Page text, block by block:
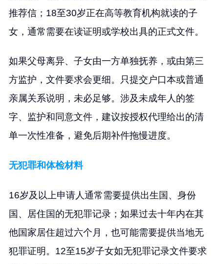
推荐信；18至30岁正在高等教育机构就读的子
女，通常需要在读证明或学校出具的正式文件。
如果父母离异、子女由一方单独抚养，或由第三
方监护，文件要求会更细。只提交户口本或普通
亲属关系说明，未必足够。涉及未成年人的签
字、监护和同意文件，建议按授权代理给出的清
单一次性准备，避免后期补件拖慢进度。
无犯罪和体检材料
16岁及以上申请人通常需要提供出生国、身份
国、居住国的无犯罪记录；如果过去十年内在其
他国家居住超过六个月，也可能需要提供当地无
犯罪证明。12至15岁子女如无犯罪记录文件要求